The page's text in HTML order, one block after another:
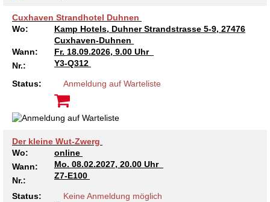
Cuxhaven Strandhotel Duhnen
Wo:
Kamp Hotels, Duhner Strandstrasse 5-9, 27476
Cuxhaven-Duhnen
Wann:
Fr. 18.09.2026, 9.00 Uhr
Nr.:
Y3-Q312
Status: Anmeldung auf Warteliste
Der kleine Wut-Zwerg
Wo:
online
Wann:
Mo. 08.02.2027, 20.00 Uhr
Nr.:
Z7-E100
Status: Keine Anmeldung möglich